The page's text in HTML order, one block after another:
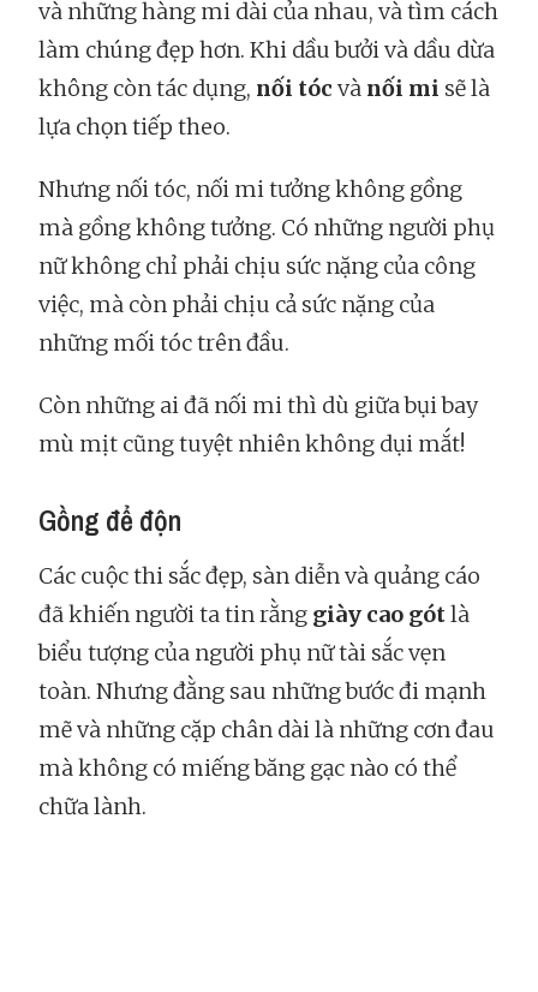
và những hàng mi dài của nhau, và tìm cách
làm chúng đẹp hơn. Khi dầu bưởi và dầu dừa
không còn tác dụng, nối tóc và nối mi sẽ là
lựa chọn tiếp theo.
Nhưng nối tóc, nối mi tưởng không gồng
mà gồng không tưởng. Có những người phụ
nữ không chỉ phải chịu sức nặng của công
việc, mà còn phải chịu cả sức nặng của
những mối tóc trên đầu.
Còn những ai đã nối mi thì dù giữa bụi bay
mù mịt cũng tuyệt nhiên không dụi mắt!
Gồng để độn
Các cuộc thi sắc đẹp, sàn diễn và quảng cáo
đã khiến người ta tin rằng giày cao gótlà
biểu tượng của người phụ nữ tài sắc vẹn
toàn. Nhưng đằng sau những bước đi mạnh
mẽ và những cặp chân dài là những cơn đau
mà không có miếng băng gạc nào có thể
chữa lành.